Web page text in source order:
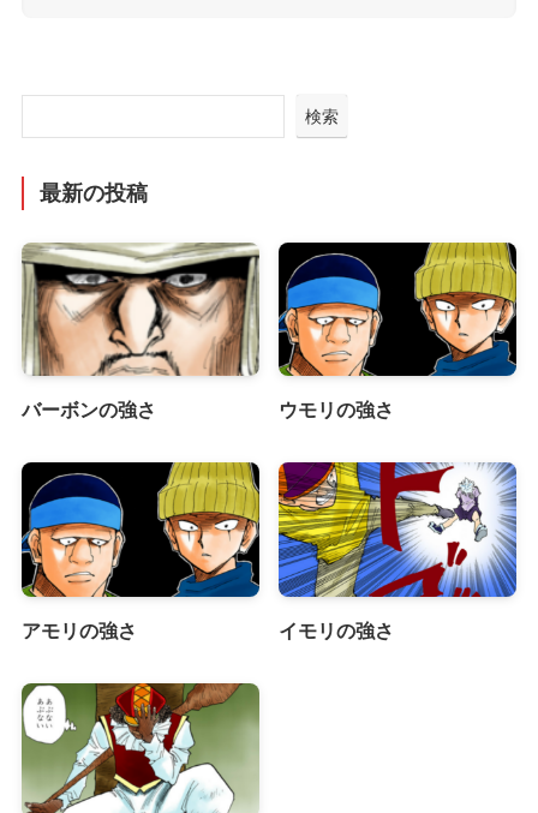
検索
最新の投稿
バーボンの強さ ウモリの強さ
アモリの強さ イモリの強さ